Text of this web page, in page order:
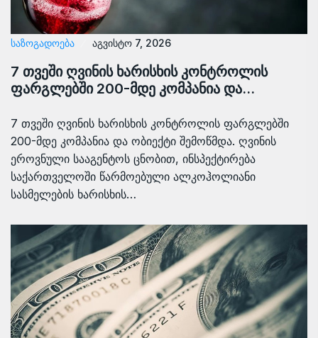
ᲡᲐᲖᲝᲒᲐᲓᲝᲔᲑᲐ აგვისტო 7, 2026
7 თვეში ღვინის ხარისხის კონტროლის
ფარგლებში 200-მდე კომპანია და…
7 თვეში ღვინის ხარისხის კონტროლის ფარგლებში
200-მდე კომპანია და ობიექტი შემოწმდა. ღვინის
ეროვნული სააგენტოს ცნობით, ინსპექტირება
საქართველოში წარმოებული ალკოჰოლიანი
სასმელების ხარისხის…